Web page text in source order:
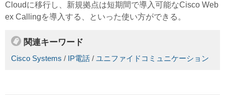
Cloudに移行し、新規拠点は短期間で導入可能なCisco Web
ex Callingを導入する、といった使い方ができる。
関連キーワード
Cisco Systems / IP電話 / ユニファイドコミュニケーション